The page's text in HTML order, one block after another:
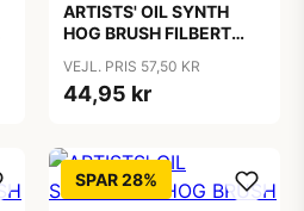
ARTISTS' OIL SYNTH
HOG BRUSH FILBERT
VEJL. PRIS 57,50 KR
44,95 kr
SPAR 28%